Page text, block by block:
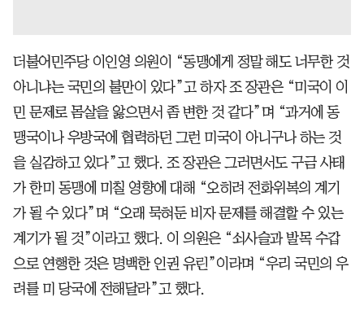
더불어민주당 이인영 의원이 “동맹에게 정말 해도 너무한 것
아니냐는 국민의 불만이 있다”고 하자 조 장관은 “미국이 이
민 문제로 몸살을 앓으면서 좀 변한 것 같다”며 “과거에 동
맹국이나 우방국에 협력하던 그런 미국이 아니구나 하는 것
을 실감하고 있다”고 했다. 조 장관은 그러면서도 구금 사태
가 한미 동맹에 미칠 영향에 대해 “오히려 전화위복의 계기
가 될 수 있다”며 “오래 묵혀둔 비자 문제를 해결할 수 있는
계기가 될 것”이라고 했다. 이 의원은 “쇠사슬과 발목 수갑
으로 연행한 것은 명백한 인권 유린”이라며 “우리 국민의 우
려를 미 당국에 전해달라”고 했다.